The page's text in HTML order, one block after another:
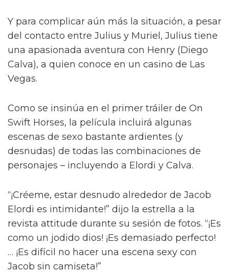
Y para complicar aún más la situación, a pesar
del contacto entre Julius y Muriel, Julius tiene
una apasionada aventura con Henry (Diego
Calva), a quien conoce en un casino de Las
Vegas.
Como se insinúa en el primer tráiler de On
Swift Horses, la película incluirá algunas
escenas de sexo bastante ardientes (y
desnudas) de todas las combinaciones de
personajes – incluyendo a Elordi y Calva.
“¡Créeme, estar desnudo alrededor de Jacob
Elordi es intimidante!” dijo la estrella a la
revista attitude durante su sesión de fotos. “¡Es
como un jodido dios! ¡Es demasiado perfecto!
… ¡Es difícil no hacer una escena sexy con
Jacob sin camiseta!”